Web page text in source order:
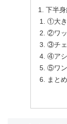
下半
①大き
②ワッ
③チェ
④アシ
⑤ワン
まとめ